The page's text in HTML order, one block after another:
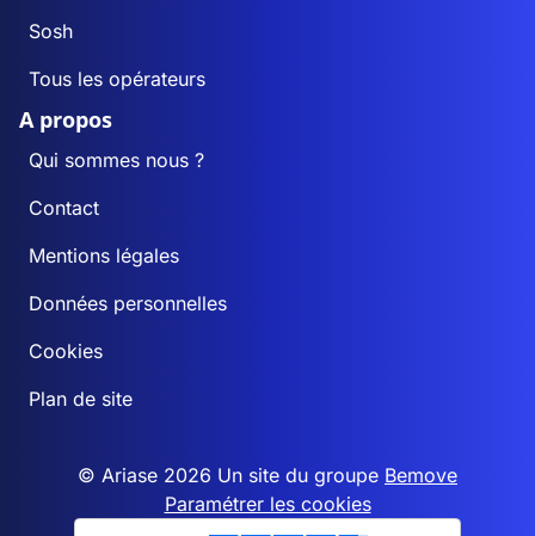
Sosh
Tous les opérateurs
A propos
Qui sommes nous ?
Contact
Mentions légales
Données personnelles
Cookies
Plan de site
© Ariase 2026 Un site du groupe Bemove
Paramétrer les cookies